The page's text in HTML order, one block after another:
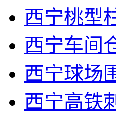
西宁桃型
西宁车间
西宁球场
西宁高铁